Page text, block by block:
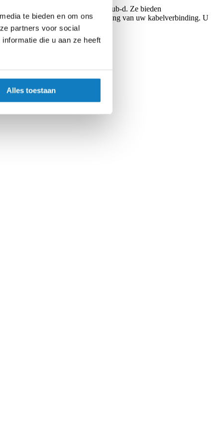
te bieden en om ons
partners voor social
die u aan ze heeft
Alles toestaan
in vergelijking met micro-d of sub-d. Ze bieden
360 ° -afscherming en bescherming van uw kabelverbinding. U